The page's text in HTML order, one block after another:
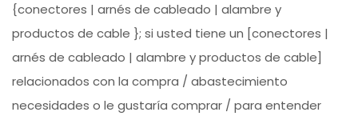
{conectores | arnés de cableado | alambre y
productos de cable }; si usted tiene un [conectores |
arnés de cableado | alambre y productos de cable]
relacionados con la compra / abastecimiento
necesidades o le gustaría comprar / para entender